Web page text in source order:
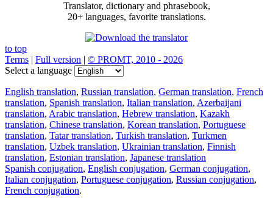
Translator, dictionary and phrasebook,
20+ languages, favorite translations.
to top
Terms | Full version | © PROMT, 2010 - 2026
Select a language
English translation, Russian translation, German translation, French
translation, Spanish translation, Italian translation, Azerbaijani
translation, Arabic translation, Hebrew translation, Kazakh
translation, Chinese translation, Korean translation, Portuguese
translation, Tatar translation, Turkish translation, Turkmen
translation, Uzbek translation, Ukrainian translation, Finnish
translation, Estonian translation, Japanese translation
Spanish conjugation, English conjugation, German conjugation,
Italian conjugation, Portuguese conjugation, Russian conjugation,
French conjugation.